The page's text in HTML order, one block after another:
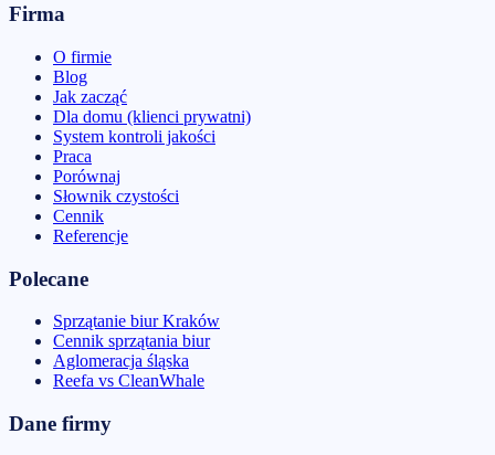
Firma
O firmie
Blog
Jak zacząć
Dla domu (klienci prywatni)
System kontroli jakości
Praca
Porównaj
Słownik czystości
Cennik
Referencje
Polecane
Sprzątanie biur Kraków
Cennik sprzątania biur
Aglomeracja śląska
Reefa vs CleanWhale
Dane firmy